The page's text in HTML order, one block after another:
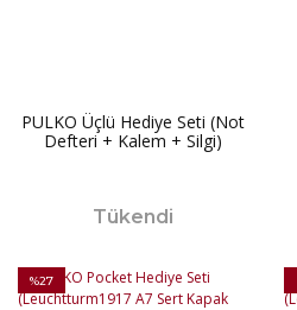
PULKO Üçlü Hediye Seti (Not
Defteri + Kalem + Silgi)
Tükendi
%27